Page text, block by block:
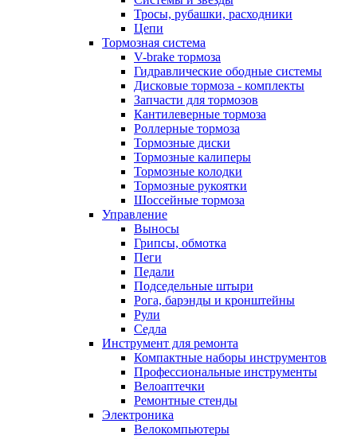
Тросы, рубашки, расходники
Цепи
Тормозная система
V-brake тормоза
Гидравлические ободные системы
Дисковые тормоза - комплекты
Запчасти для тормозов
Кантилеверные тормоза
Роллерные тормоза
Тормозные диски
Тормозные калиперы
Тормозные колодки
Тормозные рукоятки
Шоссейные тормоза
Управление
Выносы
Грипсы, обмотка
Пеги
Педали
Подседельные штыри
Рога, барэнды и кронштейны
Рули
Седла
Инструмент для ремонта
Компактные наборы инструментов
Профессиональные инструменты
Велоаптечки
Ремонтные стенды
Электроника
Велокомпьютеры